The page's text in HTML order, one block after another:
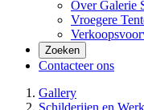
Over Galerie
Vroegere
Zoeken
Contacteer ons
Gallery
Schilderijen en